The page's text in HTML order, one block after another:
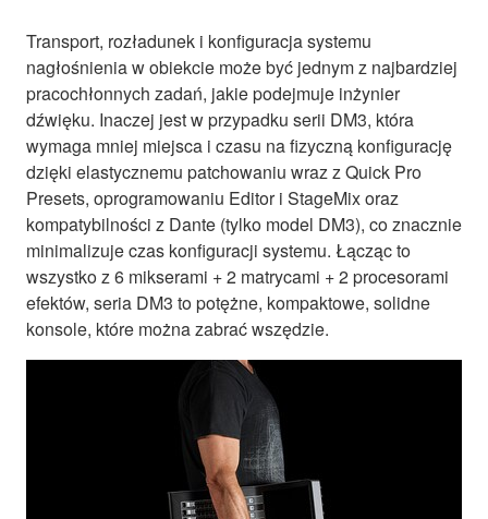
Transport, rozładunek i konfiguracja systemu
nagłośnienia w obiekcie może być jednym z najbardziej
pracochłonnych zadań, jakie podejmuje inżynier
dźwięku. Inaczej jest w przypadku serii DM3, która
wymaga mniej miejsca i czasu na fizyczną konfigurację
dzięki elastycznemu patchowaniu wraz z Quick Pro
Presets, oprogramowaniu Editor i StageMix oraz
kompatybilności z Dante (tylko model DM3), co znacznie
minimalizuje czas konfiguracji systemu. Łącząc to
wszystko z 6 mikserami + 2 matrycami + 2 procesorami
efektów, seria DM3 to potężne, kompaktowe, solidne
konsole, które można zabrać wszędzie.